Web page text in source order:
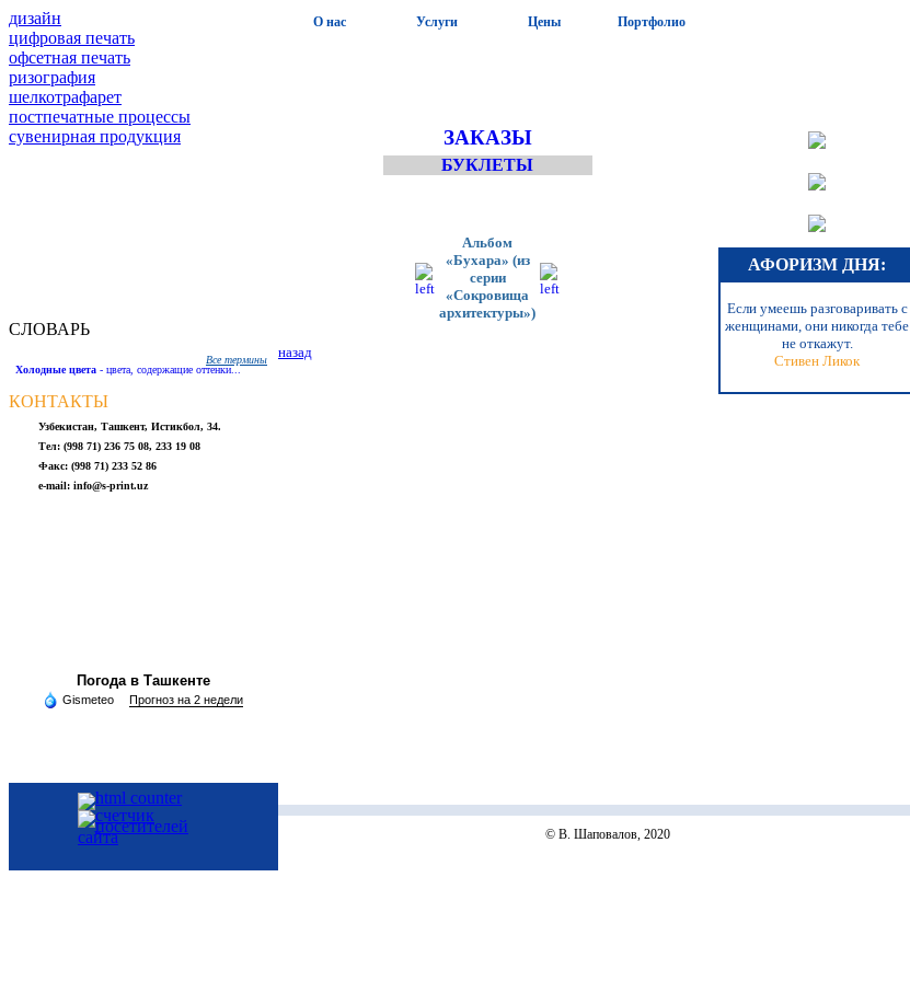
дизайн
цифровая печать
офсетная печать
ризография
шелкотрафарет
постпечатные процессы
cувенирная продукция
СЛОВАРЬ
Холодные цвета - цвета, содержащие оттенки...
Все термины
КОНТАКТЫ
Узбекистан, Ташкент, Истикбол, 34.
Тел: (998 71) 236 75 08, 233 19 08
Факс: (998 71) 233 52 86
e-mail: info@s-print.uz
Погода в Ташкенте
Gismeteo Прогноз на 2 недели
О нас Услуги Цены Портфолио
ЗАКАЗЫ
БУКЛЕТЫ
Альбом
«Бухара» (из
серии
«Сокровища
архитектуры»)
назад
АФОРИЗМ ДНЯ:
Если умеешь разговаривать с
женщинами, они никогда тебе
не откажут.
Стивен Ликок
© В. Шаповалов, 2020